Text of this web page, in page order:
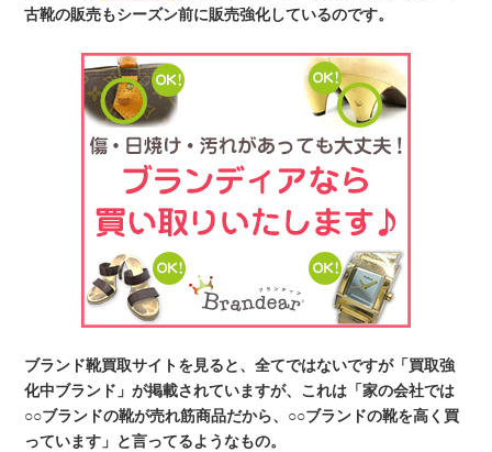
古靴の販売もシーズン前に販売強化しているのです。
ブランド靴買取サイトを見ると、全てではないですが「買取強
化中ブランド」が掲載されていますが、これは「家の会社では
○○ブランドの靴が売れ筋商品だから、○○ブランドの靴を高く買
っています」と言ってるようなもの。